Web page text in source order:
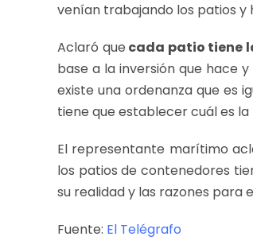
venían trabajando los patios y
Aclaró que cada patio tiene
base a la inversión que hace
existe una ordenanza que es
tiene que establecer cuál es la
El representante marítimo
los patios de contenedores
su realidad y las razones para
Fuente: El Telégrafo